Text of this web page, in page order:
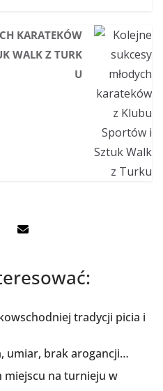
KARATEKÓW
WALK Z TURK
U
tradycji picia i
umiar, brak arogancji…
miejscu na turnieju w